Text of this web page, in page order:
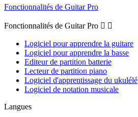
Fonctionnalités de Guitar Pro
Fonctionnalités de Guitar Pro  
Logiciel pour apprendre la guitare
Logiciel pour apprendre la basse
Editeur de partition batterie
Lecteur de partition piano
Logiciel d'apprentissage du ukulélé
Logiciel de notation musicale
Langues